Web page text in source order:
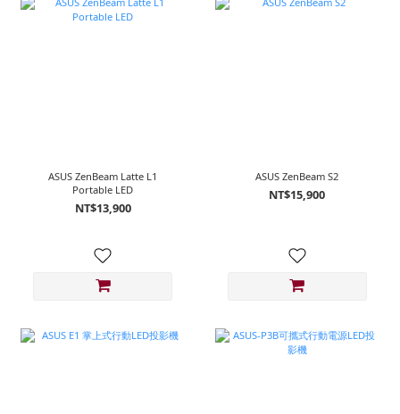
ASUS ZenBeam Latte L1
Portable LED
NT$13,900
ASUS ZenBeam S2
NT$15,900